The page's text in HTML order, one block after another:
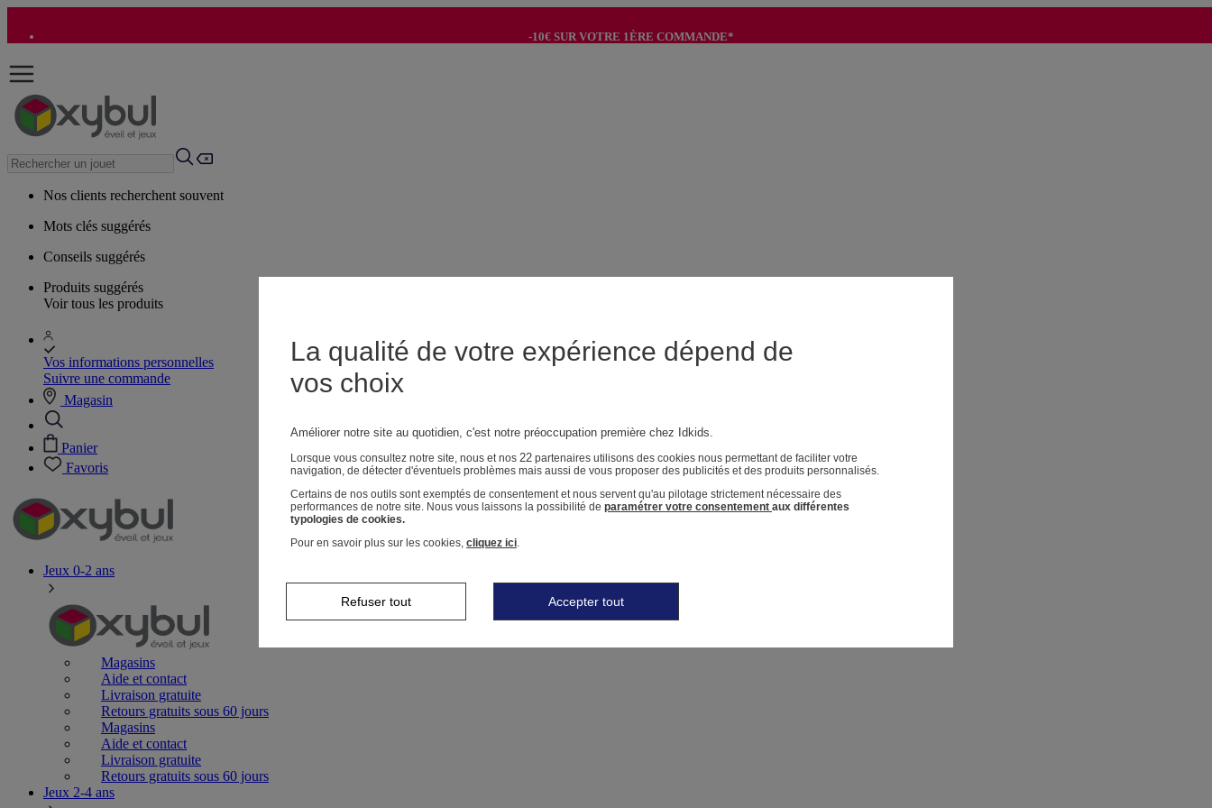
-10€ SUR VOTRE 1ÈRE COMMANDE*
Nos clients recherchent souvent
Mots clés suggérés
Conseils suggérés
Produits suggérés
Voir tous les produits
Vos informations personnelles
Suivre une commande
Magasin
Panier
Favoris
Jeux 0-2 ans
Magasins
Aide et contact
Livraison gratuite
Retours gratuits sous 60 jours
Magasins
Aide et contact
Livraison gratuite
Retours gratuits sous 60 jours
Jeux 2-4 ans
La qualité de votre expérience dépend de
vos choix
Améliorer notre site au quotidien, c'est notre préoccupation première chez Idkids.
Lorsque vous consultez notre site, nous et nos 22 partenaires utilisons des cookies nous permettant de faciliter votre
navigation, de détecter d'éventuels problèmes mais aussi de vous proposer des publicités et des produits personnalisés.
Certains de nos outils sont exemptés de consentement et nous servent qu'au pilotage strictement nécessaire des
performances de notre site. Nous vous laissons la possibilité de paramétrer votre consentement aux différentes
typologies de cookies.
Pour en savoir plus sur les cookies, cliquez ici.
Refuser tout Accepter tout